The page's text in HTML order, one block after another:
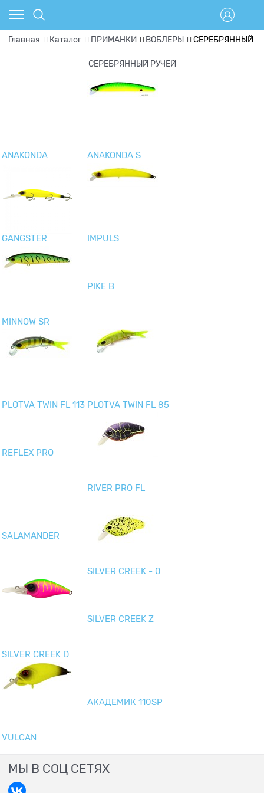
Главная Каталог ПРИМАНКИ ВОБЛЕРЫ СЕРЕБРЯННЫЙ
СЕРЕБРЯННЫЙ РУЧЕЙ
ANAKONDA ANAKONDA S
GANGSTER IMPULS
MINNOW SR
PIKE B
PLOTVA TWIN FL 113 PLOTVA TWIN FL 85
REFLEX PRO
RIVER PRO FL
SALAMANDER
SILVER CREEK - 0
SILVER CREEK D
SILVER CREEK Z
VULCAN
АКАДЕМИК 110SP
МЫ В СОЦ СЕТЯХ